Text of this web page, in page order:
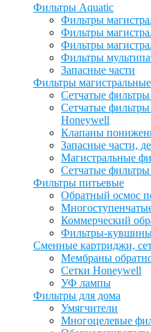
Фильтры Aquatic
Фильтры
Фильтры
Фильтры
Фильтры
Запасные части
Фильтры магистральные
Сетчатые
Сетчатые
Honeywell
Клапаны
Запасные части,
Магистральные
Сетчатые
Фильтры питьевые
Обратный осмос
Коммерческий
Фильтры-
Сменные картриджи,
Мембраны
Сетки Honeywell
УФ лампы
Фильтры для дома
Умягчители
Многоцелевые